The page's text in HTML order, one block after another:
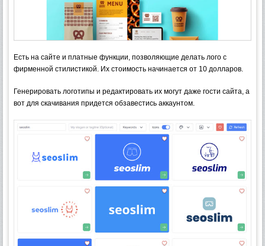
Есть на сайте и платные функции, позволяющие делать лого с
фирменной стилистикой. Их стоимость начинается от 10 долларов.
Генерировать логотипы и редактировать их могут даже гости сайта, а
вот для скачивания придется обзавестись аккаунтом.